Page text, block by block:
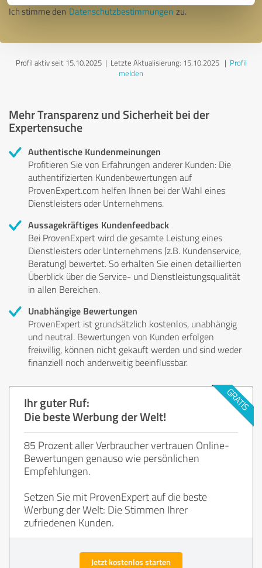
Ich stimme den Datenschutzbestimmungen zu.
Profil aktiv seit 15.10.2025 | Letzte Aktualisierung: 15.10.2025| Profil
melden
Mehr Transparenz und Sicherheit bei der
Expertensuche
Authentische Kundenmeinungen
Profitieren Sie von Erfahrungen anderer Kunden: Die
authentifizierten Kundenbewertungen auf
ProvenExpert.com helfen Ihnen bei der Wahl eines
Dienstleisters oder Unternehmens.
Aussagekräftiges Kundenfeedback
Bei ProvenExpert wird die gesamte Leistung eines
Dienstleisters oder Unternehmens (z.B. Kundenservice,
Beratung) bewertet. So erhalten Sie einen detaillierten
Überblick über die Service- und Dienstleistungsqualität
in allen Bereichen.
Unabhängige Bewertungen
ProvenExpert ist grundsätzlich kostenlos, unabhängig
und neutral. Bewertungen von Kunden erfolgen
freiwillig, können nicht gekauft werden und sind weder
finanziell noch anderweitig beeinflussbar.
Ihr guter Ruf:
Die beste Werbung der Welt!
85 Prozent aller Verbraucher vertrauen Online-
Bewertungen genauso wie persönlichen
Empfehlungen.
Setzen Sie mit ProvenExpert auf die beste
Werbung der Welt: Die Stimmen Ihrer
zufriedenen Kunden.
Jetzt kostenlos starten